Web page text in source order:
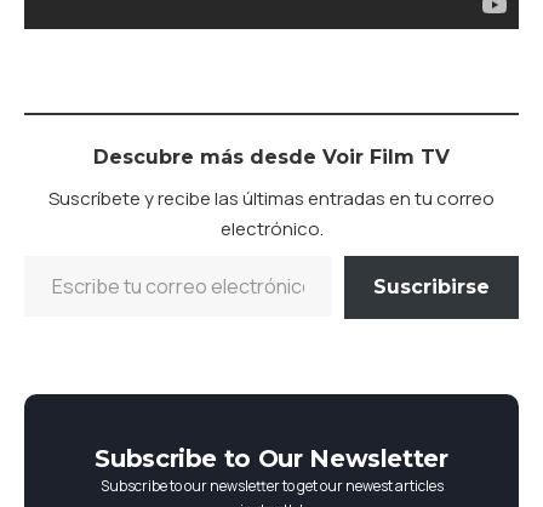
Descubre más desde Voir Film TV
Suscríbete y recibe las últimas entradas en tu correo
electrónico.
Suscribirse
Subscribe to Our Newsletter
Subscribe to our newsletter to get our newest articles